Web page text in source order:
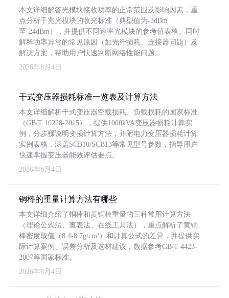
本文详细解答光模块接收功率的正常范围及影响因素，重
点分析千兆光模块的收光标准（典型值为-3dBm
至-24dBm），并提供不同速率光模块的参考值表格。同时
解释功率异常的常见原因（如光纤损耗、连接器问题）及
解决方案，帮助用户快速判断网络性能问题。
2026年8月4日
干式变压器损耗标准一览表及计算方法
本文详细解析干式变压器空载损耗、负载损耗的国家标准
（GB/T 10228-2015），提供1000kVA变压器损耗计算实
例，分步骤说明变损计算方法，并附电力变压器损耗计算
实例表格，涵盖SCB10/SCB13等常见型号参数，指导用户
快速掌握变压器能效评估要点。
2026年8月4日
铜棒的重量计算方法有哪些
本文详细介绍了铜棒和黄铜棒重量的三种常用计算方法
（理论公式法、查表法、在线工具法），重点解析了黄铜
棒密度取值（8.4-8.7g/cm³）和计算公式的差异，并提供实
际计算案例、误差分析及选材建议，数据参考GB/T 4423-
2007等国家标准。
2026年8月4日